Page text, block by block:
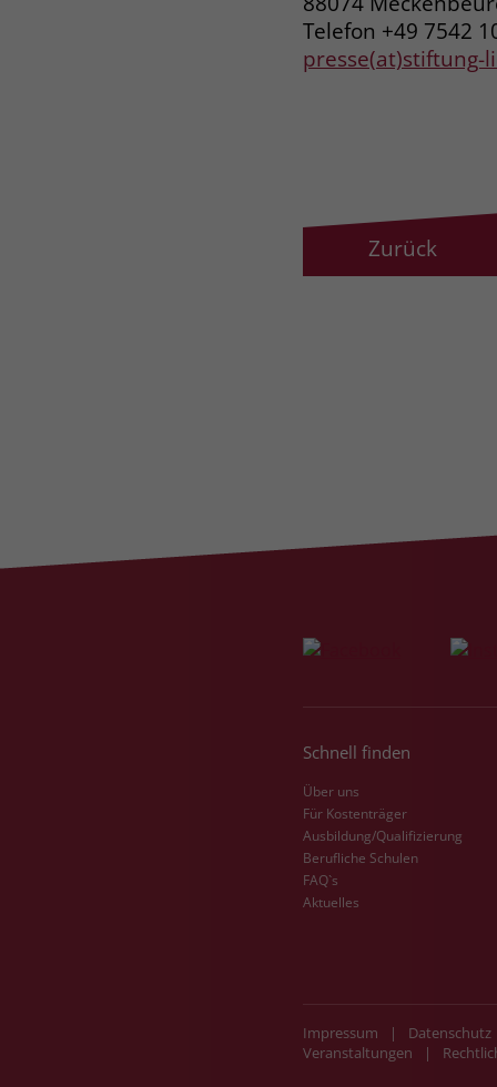
Telefon +49 7542
presse(at)stiftung-
Zurück
Schnell finden
Über uns
Für Kostenträger
Ausbildung/Qualifizierung
Berufliche Schulen
FAQ`s
Aktuelles
Impressum | Datenschutz
Veranstaltungen
|